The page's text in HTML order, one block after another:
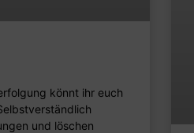
könnt ihr euch
und löschen